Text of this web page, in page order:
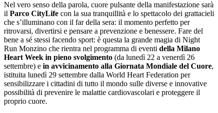
Nel vero senso della parola, cuore pulsante della manifestazione sarà
il Parco CityLife con la sua tranquillità e lo spettacolo dei grattacieli
che s’illuminano con il far della sera: il momento perfetto per
ritrovarsi, divertirsi e pensare a prevenzione e benessere. Fare del
bene a sé stessi facendo sport: è questa la grande magia di Night
Run Monzino che rientra nel programma di eventi della Milano
Heart Week in pieno svolgimento (da lunedì 22 a venerdì 26
settembre) e in avvicinamento alla Giornata Mondiale del Cuore,
istituita lunedì 29 settembre dalla World Heart Federation per
sensibilizzare i cittadini di tutto il mondo sulle diverse e innovative
possibilità di prevenire le malattie cardiovascolari e proteggere il
proprio cuore.